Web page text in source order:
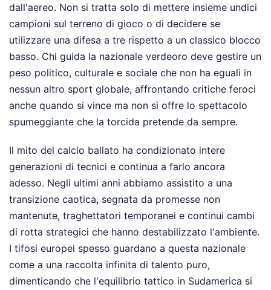
dall'aereo. Non si tratta solo di mettere insieme undici
campioni sul terreno di gioco o di decidere se
utilizzare una difesa a tre rispetto a un classico blocco
basso. Chi guida la nazionale verdeoro deve gestire un
peso politico, culturale e sociale che non ha eguali in
nessun altro sport globale, affrontando critiche feroci
anche quando si vince ma non si offre lo spettacolo
spumeggiante che la torcida pretende da sempre.
Il mito del calcio ballato ha condizionato intere
generazioni di tecnici e continua a farlo ancora
adesso. Negli ultimi anni abbiamo assistito a una
transizione caotica, segnata da promesse non
mantenute, traghettatori temporanei e continui cambi
di rotta strategici che hanno destabilizzato l'ambiente.
I tifosi europei spesso guardano a questa nazionale
come a una raccolta infinita di talento puro,
dimenticando che l'equilibrio tattico in Sudamerica si